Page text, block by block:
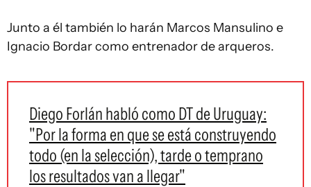
Junto a él también lo harán Marcos Mansulino e
Ignacio Bordar como entrenador de arqueros.
Diego Forlán habló como DT de Uruguay:
"Por la forma en que se está construyendo
todo (en la selección), tarde o temprano
los resultados van a llegar"